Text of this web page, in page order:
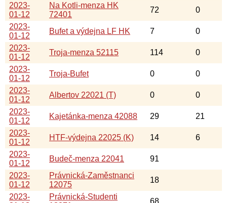
2023-
01-12
Na Kotli-menza HK
72401
72
0
2023-
01-12
Bufet a výdejna LF HK 7
0
2023-
01-12
Troja-menza 52115 114
0
2023-
01-12
Troja-Bufet 0
0
2023-
01-12
Albertov 22021 (T) 0
0
2023-
01-12
Kajetánka-menza 42088 29
21
2023-
01-12
HTF-výdejna 22025 (K) 14
6
2023-
01-12
Budeč-menza 22041
91
2023-
01-12
Právnická-Zaměstnanci
12075
18
2023-
Právnická-Studenti
68